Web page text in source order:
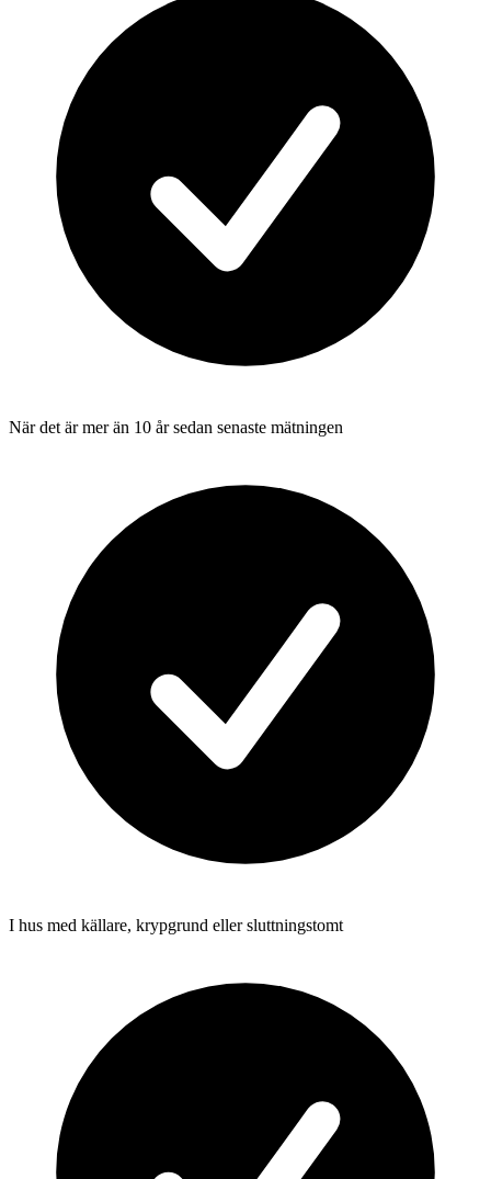
När det är mer än 10 år sedan senaste mätningen
I hus med källare, krypgrund eller sluttningstomt